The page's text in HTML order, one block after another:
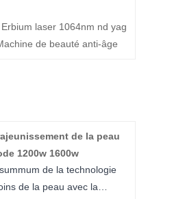
laser 1064nm nd yag
de beauté anti-âge
de la peau
1200w 1600w
de la technologie
de la peau avec la